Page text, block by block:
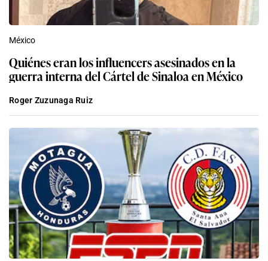
México
Quiénes eran los influencers asesinados en la
guerra interna del Cártel de Sinaloa en México
Roger Zuzunaga Ruiz